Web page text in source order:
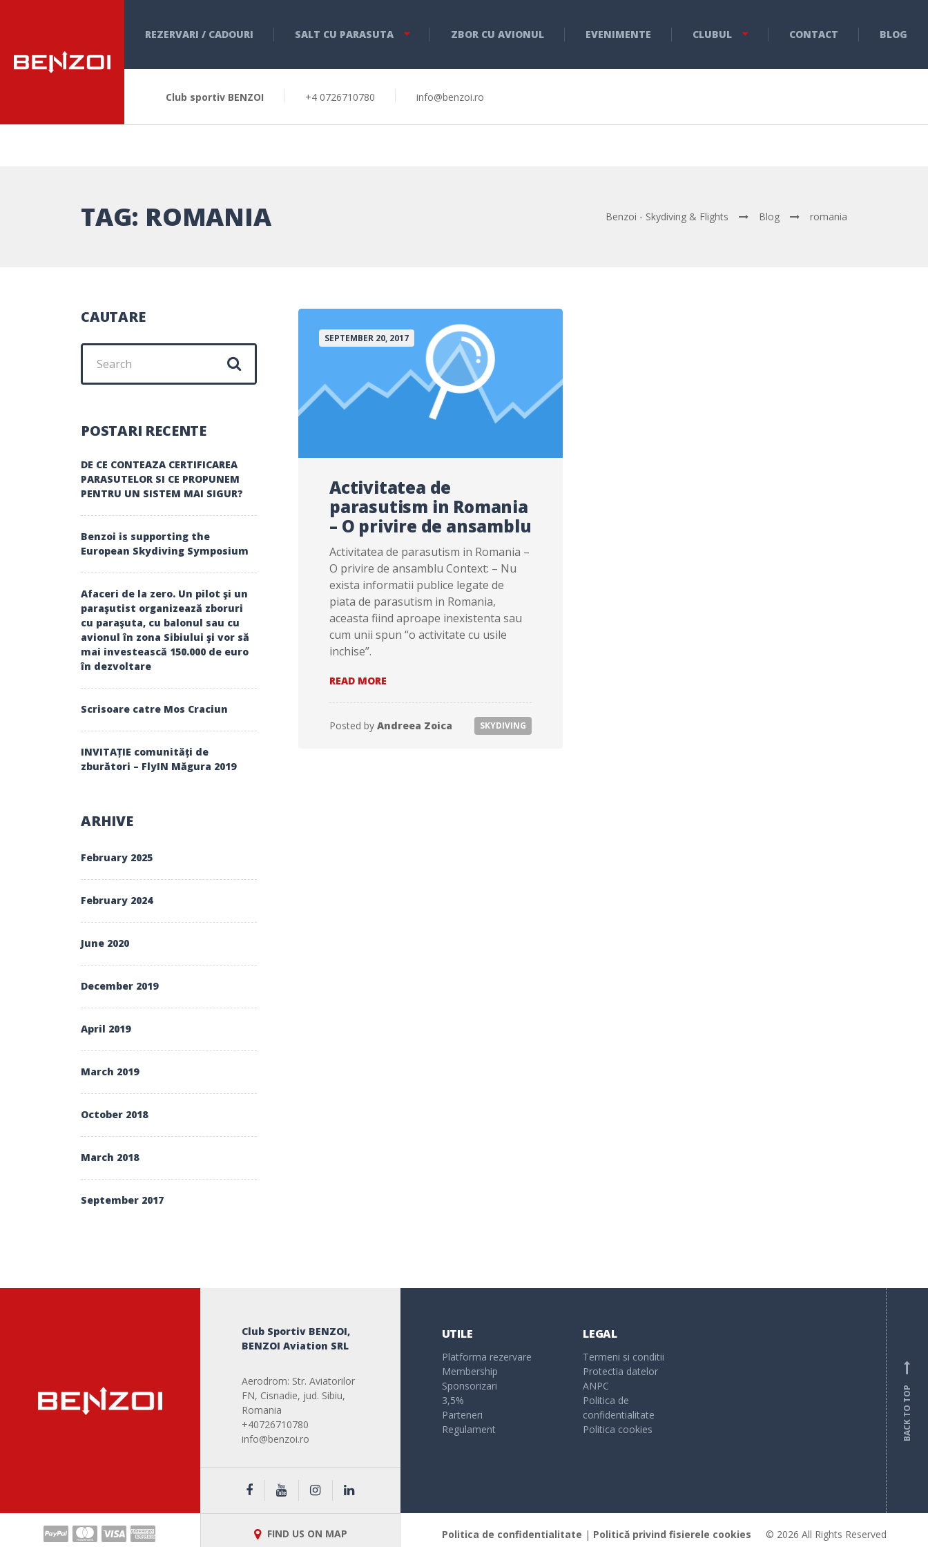
REZERVARI / CADOURI SALT CU PARASUTA ZBOR CU AVIONUL EVENIMENTE CLUBUL CONTACT BLOG
Club sportiv BENZOI +4 0726710780 info@benzoi.ro
TAG: ROMANIA Benzoi - Skydiving & Flights Blog romania
SEPTEMBER 20, 2017
Activitatea de
parasutism in Romania
– O privire de ansamblu
Activitatea de parasutism in Romania –
O privire de ansamblu Context: – Nu
exista informatii publice legate de
piata de parasutism in Romania,
aceasta fiind aproape inexistenta sau
cum unii spun “o activitate cu usile
inchise”.
READ MORE
PARASUTISM
IN
Posted by Andreea Zoica SKYDIVING
CAUTARE
Search
for:
POSTARI RECENTE
DE CE CONTEAZA CERTIFICAREA
PARASUTELOR SI CE PROPUNEM
PENTRU UN SISTEM MAI SIGUR?
Benzoi is supporting the
European Skydiving Symposium
Afaceri de la zero. Un pilot şi un
paraşutist organizează zboruri
cu paraşuta, cu balonul sau cu
avionul în zona Sibiului şi vor să
mai investească 150.000 de euro
în dezvoltare
Scrisoare catre Mos Craciun
INVITAȚIE comunități de
zburători – FlyIN Măgura 2019
ARHIVE
February 2025
February 2024
June 2020
December 2019
April 2019
March 2019
October 2018
March 2018
September 2017
Club Sportiv BENZOI,
BENZOI Aviation SRL
Aerodrom: Str. Aviatorilor
FN, Cisnadie, jud. Sibiu,
Romania
+40726710780
info@benzoi.ro
UTILE
Platforma rezervare
Membership
Sponsorizari
3,5%
Parteneri
Regulament
LEGAL
Termeni si conditii
Protectia datelor
ANPC
Politica de
confidentialitate
Politica cookies
BACK TO TOP
FIND US ON MAP Politica de confidentialitate | Politică privind fisierele cookies © 2026 All Rights Reserved